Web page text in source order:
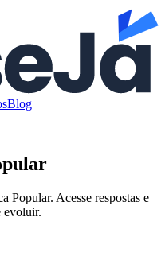
Blog
Popular. Acesse respostas e
evoluir.